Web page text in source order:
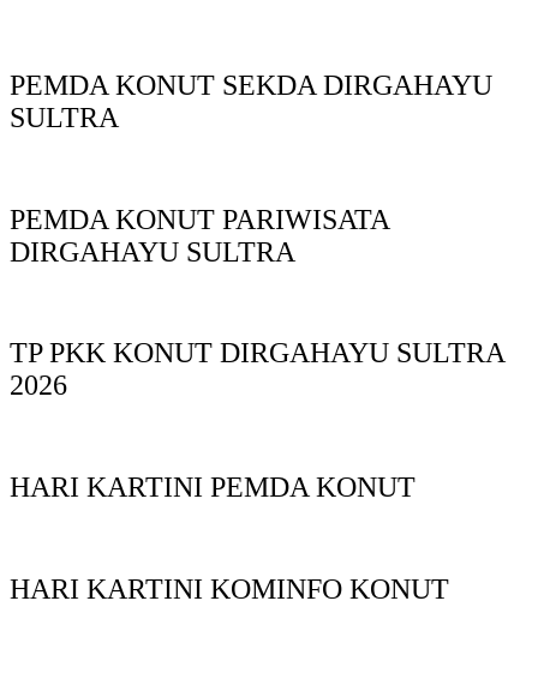
PEMDA KONUT SEKDA DIRGAHAYU
SULTRA
PEMDA KONUT PARIWISATA
DIRGAHAYU SULTRA
TP PKK KONUT DIRGAHAYU SULTRA
2026
HARI KARTINI PEMDA KONUT
HARI KARTINI KOMINFO KONUT